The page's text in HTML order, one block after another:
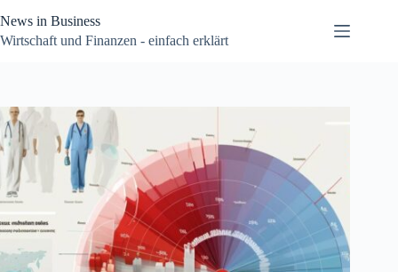
Inhalt
springen
News in Business
Wirtschaft und Finanzen - einfach erklärt